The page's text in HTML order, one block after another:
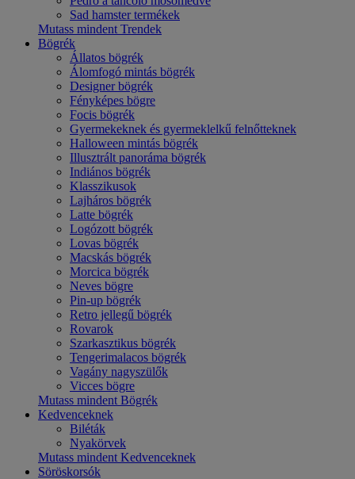
Sad hamster termékek
Mutass mindent Trendek
Bögrék
Állatos bögrék
Álomfogó mintás bögrék
Designer bögrék
Fényképes bögre
Focis bögrék
Gyermekeknek és gyermeklelkű felnőtteknek
Halloween mintás bögrék
Illusztrált panoráma bögrék
Indiános bögrék
Klasszikusok
Lajháros bögrék
Latte bögrék
Logózott bögrék
Lovas bögrék
Macskás bögrék
Morcica bögrék
Neves bögre
Pin-up bögrék
Retro jellegű bögrék
Rovarok
Szarkasztikus bögrék
Tengerimalacos bögrék
Vagány nagyszülők
Vicces bögre
Mutass mindent Bögrék
Kedvenceknek
Biléták
Nyakörvek
Mutass mindent Kedvenceknek
Söröskorsók